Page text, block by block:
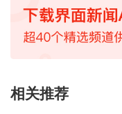
相关推荐